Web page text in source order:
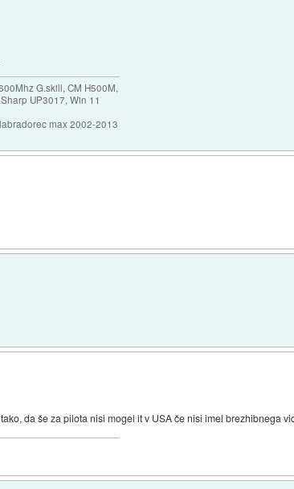
G.skill, CM H500M,
UP3017, Win 11
max 2002-2013
da še za pilota nisi mogel it v USA če nisi imel brezhibnega